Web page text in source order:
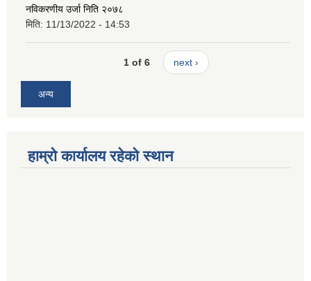
नविकरणीय उर्जा निति २०७८
मिति: 11/13/2022 - 14:53
1 of 6 next ›
अन्य
हाम्रो कार्यालय रहेको स्थान